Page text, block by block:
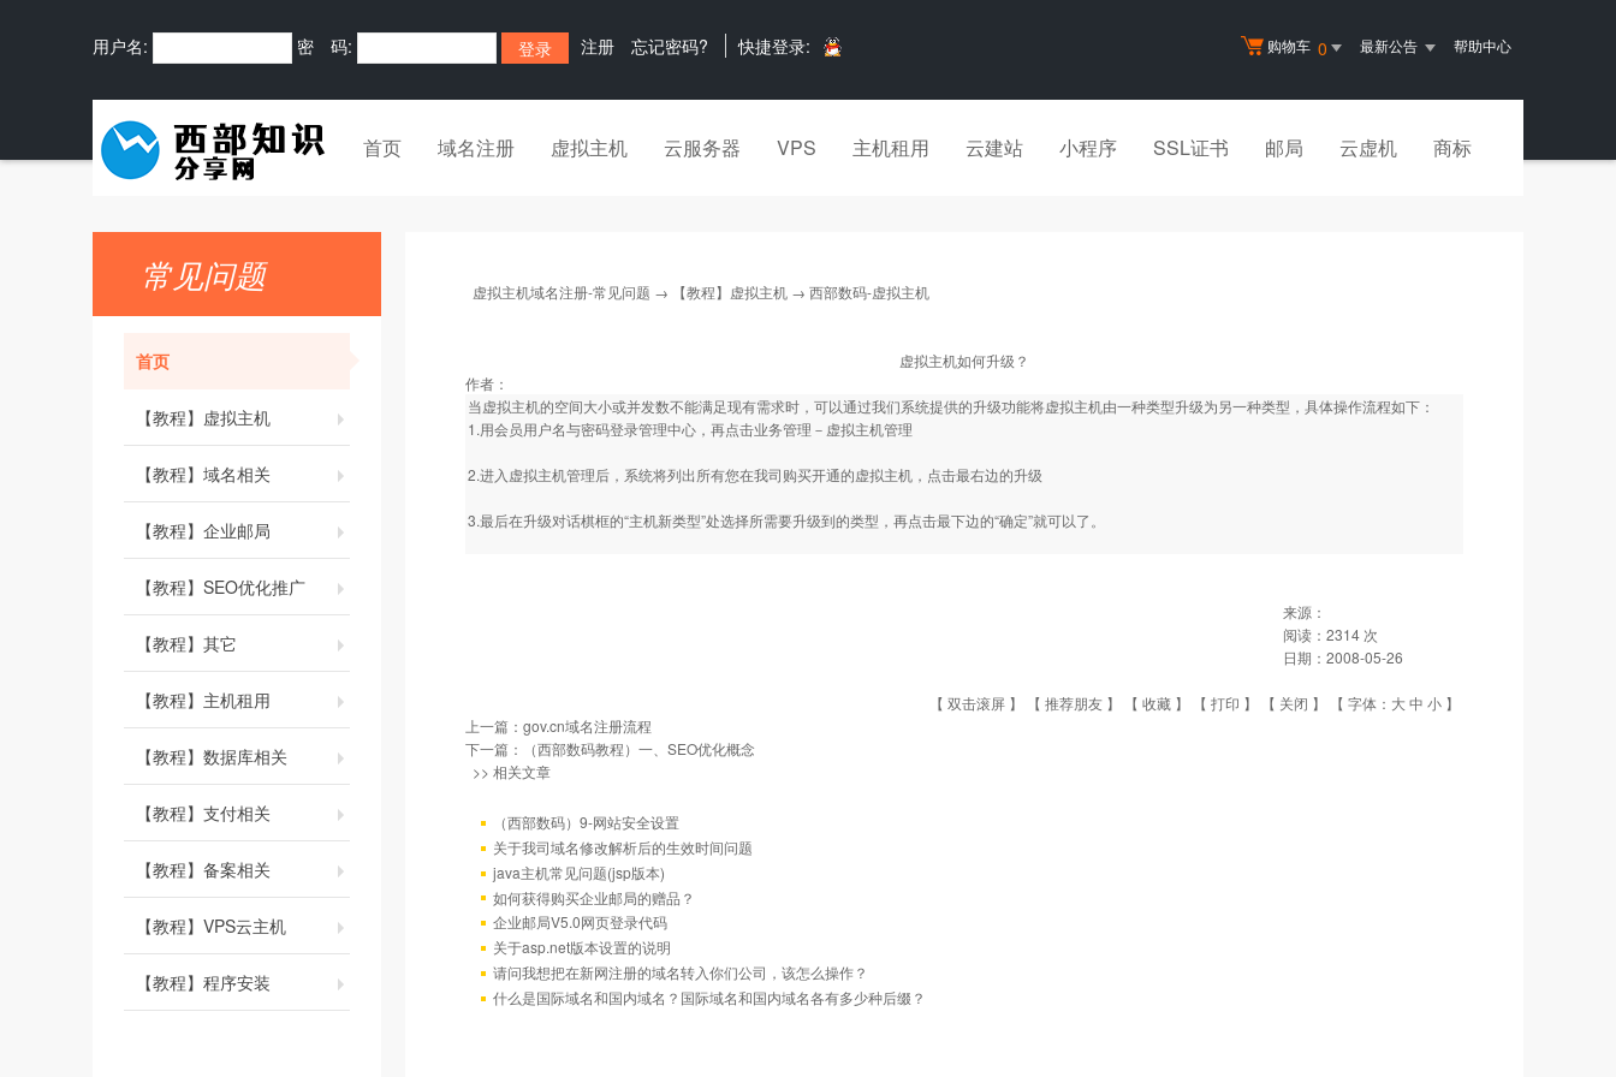
购物车 0 最新公告 帮助中心
用户名: 密 码: 注册 忘记密码? 快捷登录:
首页 域名注册 虚拟主机 云服务器 VPS 主机租用 云建站 小程序 SSL证书 邮局 云虚机 商标
常见问题
首页
【教程】虚拟主机
【教程】域名相关
【教程】企业邮局
【教程】SEO优化推广
【教程】其它
【教程】主机租用
【教程】数据库相关
【教程】支付相关
【教程】备案相关
【教程】VPS云主机
【教程】程序安装
虚拟主机域名注册-常见问题 → 【教程】虚拟主机 → 西部数码-虚拟主机
虚拟主机如何升级？
作者：
当虚拟主机的空间大小或并发数不能满足现有需求时，可以通过我们系统提供的升级功能将虚拟主机由一种类型升级为另一种类型，具体操作流程如下：
1.用会员用户名与密码登录管理中心，再点击业务管理－虚拟主机管理
2.进入虚拟主机管理后，系统将列出所有您在我司购买开通的虚拟主机，点击最右边的升级
3.最后在升级对话棋框的“主机新类型”处选择所需要升级到的类型，再点击最下边的“确定”就可以了。
来源：
阅读： 2314 次
日期： 2008-05-26
【 双击滚屏 】 【 推荐朋友 】 【 收藏 】 【 打印 】 【 关闭 】 【 字体： 大中 小 】
上一篇： gov.cn域名注册流程
下一篇：
（西部数码教程）一、SEO优化概念
>> 相关文章
（西部数码）9-网站安全设置
关于我司域名修改解析后的生效时间问题
java主机常见问题(jsp版本)
如何获得购买企业邮局的赠品？
企业邮局V5.0网页登录代码
关于asp.net版本设置的说明
请问我想把在新网注册的域名转入你们公司，该怎么操作？
什么是国际域名和国内域名？国际域名和国内域名各有多少种后缀？